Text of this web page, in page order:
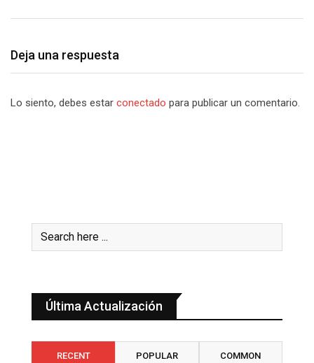
Deja una respuesta
Lo siento, debes estar conectado para publicar un comentario.
Última Actualización
RECENT POPULAR COMMON